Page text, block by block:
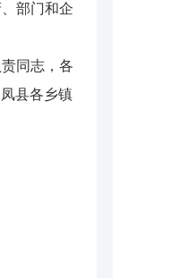
部门和企
同志，各
县各乡镇